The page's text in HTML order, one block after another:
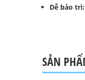
Dễ bảo trì:
SẢN